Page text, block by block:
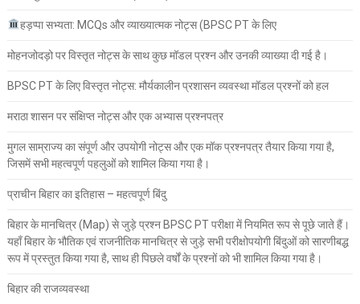
हड़प्पा सभ्यता: MCQs और व्याख्यात्मक नोट्स (BPSC PT के लिए
मोहनजोदड़ो पर विस्तृत नोट्स के साथ कुछ मॉडल प्रश्न और उनकी व्याख्या दी गई है।
BPSC PT के लिए विस्तृत नोट्स: मौर्यकालीन प्रशासन व्यवस्था मॉडल प्रश्नों को हल
मराठा शासन पर संक्षिप्त नोट्स और एक अभ्यास प्रश्नपत्र
मुगल साम्राज्य का संपूर्ण और उपयोगी नोट्स और एक मॉक प्रश्नपत्र तैयार किया गया है,
जिसमें सभी महत्वपूर्ण पहलुओं को शामिल किया गया है।
प्राचीन बिहार का इतिहास – महत्वपूर्ण बिंदु
बिहार के मानचित्र (Map) से जुड़े प्रश्न BPSC PT परीक्षा में नियमित रूप से पूछे जाते हैं।
यहाँ बिहार के भौतिक एवं राजनीतिक मानचित्र से जुड़े सभी परीक्षोपयोगी बिंदुओं को सारणीबद्ध
रूप में प्रस्तुत किया गया है, साथ ही पिछले वर्षों के प्रश्नों को भी शामिल किया गया है।
बिहार की राजव्यवस्था